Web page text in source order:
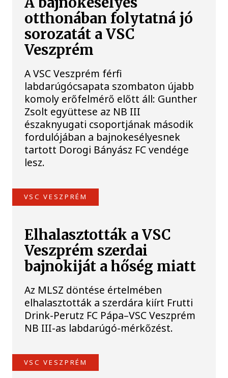
otthonában folytatná jó
sorozatát a VSC
Veszprém
A VSC Veszprém férfi
labdarúgócsapata szombaton újabb
komoly erőfelmérő előtt áll: Gunther
Zsolt együttese az NB III
északnyugati csoportjának második
fordulójában a bajnokesélyesnek
tartott Dorogi Bányász FC vendége
lesz.
VSC VESZPRÉM
Elhalasztották a VSC
Veszprém szerdai
bajnokiját a hőség miatt
Az MLSZ döntése értelmében
elhalasztották a szerdára kiírt Frutti
Drink-Perutz FC Pápa–VSC Veszprém
NB III-as labdarúgó-mérkőzést.
VSC VESZPRÉM